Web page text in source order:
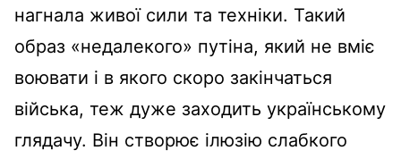
нагнала живої сили та техніки. Такий
образ «недалекого» путіна, який не вміє
воювати і в якого скоро закінчаться
війська, теж дуже заходить українському
глядачу. Він створює ілюзію слабкого